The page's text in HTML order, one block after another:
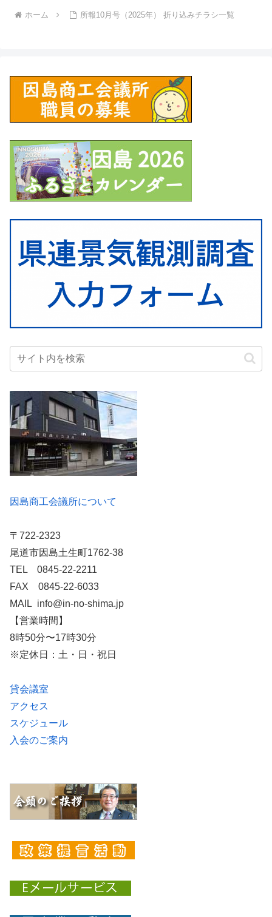
ホーム 所報10月号（2025年） 折り込みチラシ一覧
因島商工会議所について
〒722-2323
尾道市因島土生町1762-38
TEL 0845-22-2211
FAX 0845-22-6033
MAIL info@in-no-shima.jp
【営業時間】
8時50分〜17時30分
※定休日：土・日・祝日
貸会議室
アクセス
スケジュール
入会のご案内